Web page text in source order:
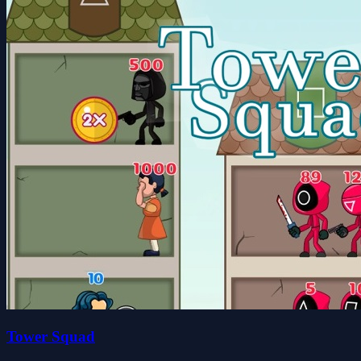
Tower Squad